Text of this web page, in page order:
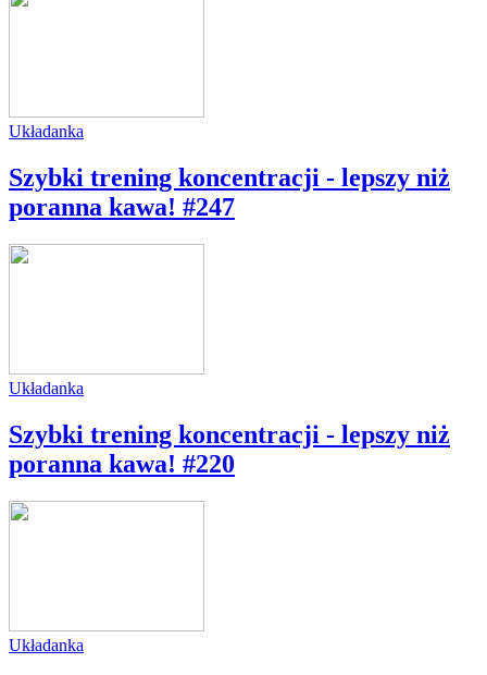
Układanka
Szybki trening koncentracji - lepszy niż
poranna kawa! #247
Układanka
Szybki trening koncentracji - lepszy niż
poranna kawa! #220
Układanka